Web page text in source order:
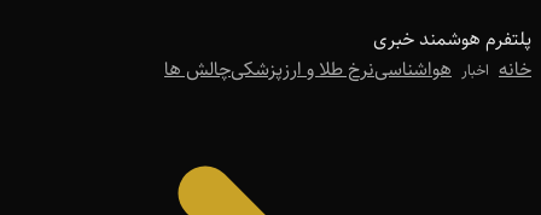
پلتفرم هوشمند خبری
خانه اخبار هواشناسینرخ طلا و ارزپزشکیچالش ها